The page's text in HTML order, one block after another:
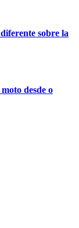
sobre la
desde o